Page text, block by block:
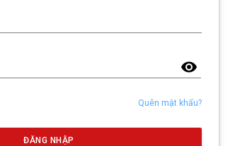
visibility
Quên mật khẩu?
ĐĂNG NHẬP